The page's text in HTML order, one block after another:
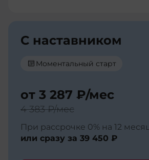
С наставником
Моментальный старт
от 3 287 ₽/мес
4 383 ₽/мес
При рассрочке 0% на 12
или сразу за 39 450 ₽